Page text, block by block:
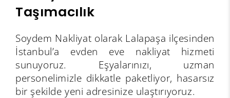
Taşımacılık
Soydem Nakliyat olarak Lalapaşa ilçesinden
İstanbul’a evden eve nakliyat hizmeti
sunuyoruz. Eşyalarınızı, uzman
personelimizle dikkatle paketliyor, hasarsız
bir şekilde yeni adresinize ulaştırıyoruz.